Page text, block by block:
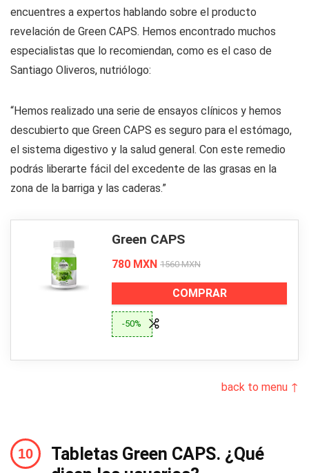
encuentres a expertos hablando sobre el producto
revelación de Green CAPS. Hemos encontrado muchos
especialistas que lo recomiendan, como es el caso de
Santiago Oliveros, nutriólogo:
“Hemos realizado una serie de ensayos clínicos y hemos
descubierto que Green CAPS es seguro para el estómago,
el sistema digestivo y la salud general. Con este remedio
podrás liberarte fácil del excedente de las grasas en la
zona de la barriga y las caderas.”
Green CAPS
780 MXN 1560 MXN
COMPRAR
-50%
back to menu ↑
Tabletas Green CAPS. ¿Qué